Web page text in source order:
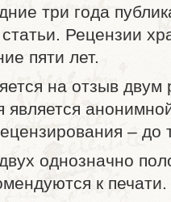
три года
Рецензии
пяти лет.
на отзыв
является
– до
однозначно
к печати.